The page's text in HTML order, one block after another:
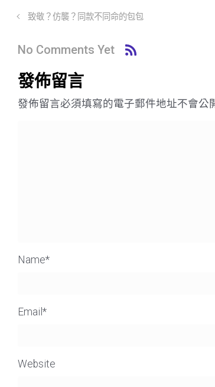
致敬？仿襲？同款不同命的包包
No Comments Yet
發佈留言
發佈留言必須填寫的電子郵件地址不會公
Name*
Email *
Website